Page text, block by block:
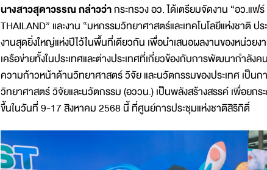
นางสาวสุดาวรรณ กล่าวว่ากระทรวง อว. ได้เตรียมจัดงาน “อว.แฟ
THAILAND” และงาน “มหกรรมวิทยาศาสตร์และเทคโนโลยีแห่งชาติ
งานสุดยิ่งใหญ่แห่งปีไว้ในพื้นที่เดียวกัน เพื่อนำเสนอผลงานของหน่วยง
เครือข่ายทั้งในประเทศและต่างประเทศที่เกี่ยวข้องกับการพัฒนากำลั
ความก้าวหน้าด้านวิทยาศาสตร์ วิจัย และนวัตกรรมของประเทศ เป็น
วิทยาศาสตร์ วิจัยและนวัตกรรม (อววน.) เป็นพลังสร้างสรรค์ เพื่อยก
ขึ้นในวันที่ 9-17 สิงหาคม 2568 นี้ ที่ศูนย์การประชุมแห่งชาติสิริกิติ์